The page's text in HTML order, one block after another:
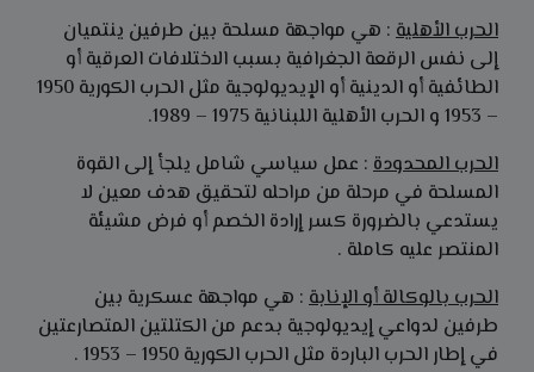
الحرب الأهلية : هي مواجهة مسلحة بين طرفين ينتميان
إلى نفس الرقعة الجغرافية بسبب الاختلافات العرقية أو
الطائفية أو الدينية أو الإيديولوجية مثل الحرب الكورية 1950
– 1953 و الحرب الأهلية اللبنانية 1975 – 1989.
الحرب المحدودة : عمل سياسي شامل يلجأ إلى القوة
المسلحة في مرحلة من مراحله لتحقيق هدف معين لا
يستدعي بالضرورة كسر إرادة الخصم أو فرض مشيئة
المنتصر عليه كاملة .
الحرب بالوكالة أو الإنابة : هي مواجهة عسكرية بين
طرفين لدواعي إيديولوجية بدعم من الكتلتين المتصارعتين
في إطار الحرب الباردة مثل الحرب الكورية 1950 – 1953 .